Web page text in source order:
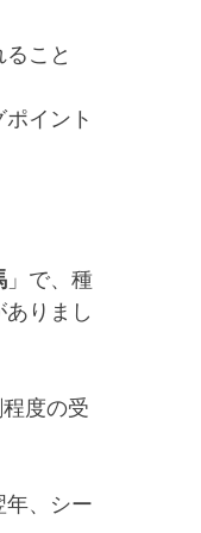
こと
イント
」で、種
りまし
度の受
年、シー